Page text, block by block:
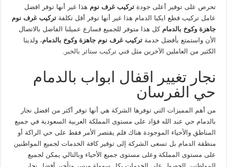
تحرص على توفير أعلى جودةتركيب غرف نوم هذا غير أنها توفر افضل
عامل تركيب قطع ايكيا الدمام هذا غير أنها توفر أقل تكلفةتركيب غرف نوم
جاهزة وكوخ بالدمام كل هذا متوفر للجميع فسارع عميلنا الفاضل بالاتصال
الأن واستمتع بأفضل خدمةتركيب غرف نوم جاهزة وكوخ بالدمام، ولدينا
الكثير من العاملين الآخرين مثلفني تركيب ستائر بالخبر .
نجار تغيير اقفال ابواب بالدمام
حي الفرسان
من أهم المميزات التي توفرها الشركة هي أنها توفر أكثر من افضل نجار
بالدمام حي عبد الله فؤاد على مستوى المملكة العربية السعودية في جميع
المناطق والأحياء الموجودة هناك فلم يقتصر الأمر فقط على حي الراكة أو
منطقة الدمام بل تسعى الشركة إلى توفير كافة الخدمات لجميع المواطنين
على مستوى المملكة وعلى مستوى جميع الأحياء وبالتالي يمكن لجميع